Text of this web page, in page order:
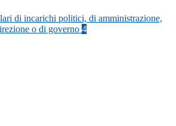
di incarichi politici, di amministrazione,
o di governo 4